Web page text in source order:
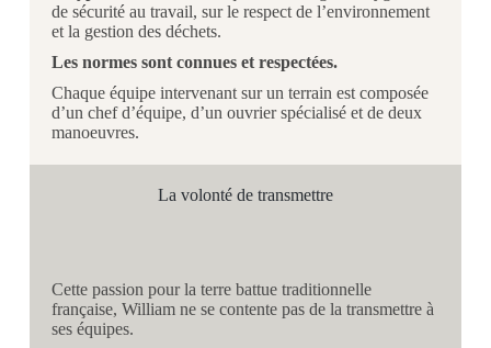
de sécurité au travail, sur le respect de l’environnement
et la gestion des déchets.
Les normes sont connues et respectées.
Chaque équipe intervenant sur un terrain est composée
d’un chef d’équipe, d’un ouvrier spécialisé et de deux
manoeuvres.
La volonté de transmettre
Cette passion pour la terre battue traditionnelle
française, William ne se contente pas de la transmettre à
ses équipes.